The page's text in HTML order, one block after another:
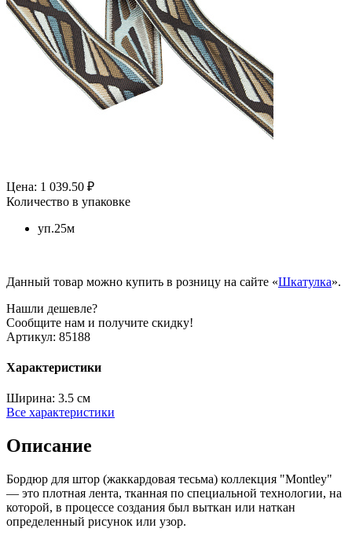
Цена: 1 039.50 ₽
Количество в упаковке
уп.25м
Данный товар можно купить в розницу на сайте «Шкатулка».
Нашли дешевле?
Сообщите нам и получите скидку!
Артикул: 85188
Характеристики
Ширина: 3.5 см
Все характеристики
Описание
Бордюр для штор (жаккардовая тесьма) коллекция "Montley"
— это плотная лента, тканная по специальной технологии, на
которой, в процессе создания был выткан или наткан
определенный рисунок или узор.